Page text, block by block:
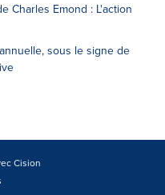
Charles Emond : L'action
sous le signe de
Cision